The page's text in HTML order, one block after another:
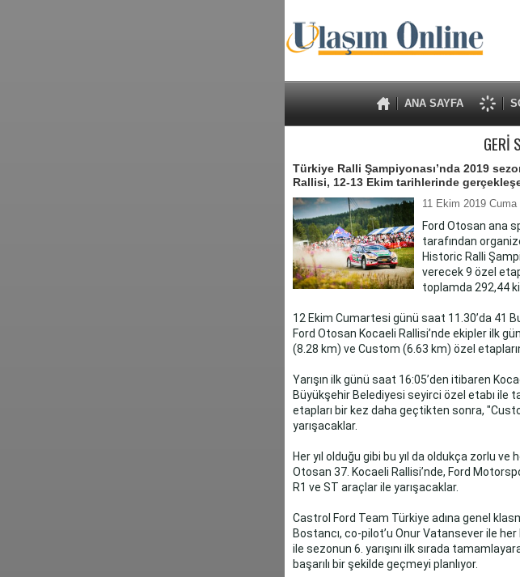
ANA SAYFA
GERİ
Türkiye Ralli Şampiyonası’nda 2019
Rallisi, 12-13 Ekim tarihlerinde
11 Ekim 2019 Cuma
Ford Otosan ana
tarafından
Historic Ralli
verecek 9 özel
toplamda 292,44
12 Ekim Cumartesi günü saat 11.30’da 41
Ford Otosan Kocaeli Rallisi’nde ekipler ilk
(8.28 km) ve Custom (6.63 km) özel
Yarışın ilk günü saat 16:05’den itibaren
Büyükşehir Belediyesi seyirci özel etabı ile
etapları bir kez daha geçtikten sonra,
yarışacaklar.
Her yıl olduğu gibi bu yıl da oldukça zorlu
Otosan 37. Kocaeli Rallisi’nde, Ford
R1 ve ST araçlar ile yarışacaklar.
Castrol Ford Team Türkiye adına genel
Bostancı, co-pilot’u Onur Vatansever ile
ile sezonun 6. yarışını ilk sırada
başarılı bir şekilde geçmeyi planlıyor.